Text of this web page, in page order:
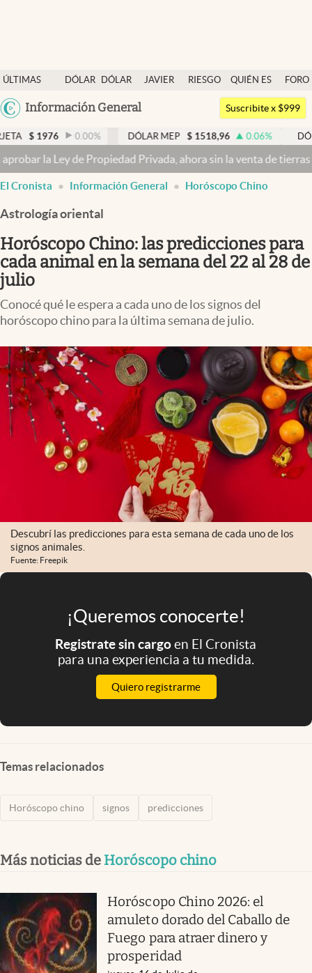
ÚLTIMAS
NOTICIAS
DÓLAR
DÓLAR
JAVIER
RIESGO
QUIÉN ES
QUIÉN
FORO
Argentina
México
Colombia
Información General
Dólar
Members
Economía y Política
Finanzas y Mercados
Mercados Online
Negocios
Columnistas
Otras secciones
Infotechnology
Clase
Clima
Mundial 2026
Eventos Corporativos
El Cronista Studio
Suscribite x $999
0.00% DÓLAR MEP $ 1518,96 0.06% DÓLAR BNA $
Privada, ahora sin la venta de tierras a extranjerosDólar hoy
El Cronista Información General Horóscopo Chino
Astrología oriental
Horóscopo Chino: las predicciones para
cada animal en la semana del 22 al 28 de
julio
Conocé qué le espera a cada uno de los signos del
horóscopo chino para la última semana de julio.
Descubrí las predicciones para esta semana de cada uno de los
signos animales.
Fuente: Freepik
¡Queremos conocerte!
Registrate sin cargoen El Cronista
para una experiencia a tu medida.
Quiero registrarme
Temas relacionados
Horóscopo chino signos predicciones
Más noticias de Horóscopo chino
Horóscopo Chino 2026: el
amuleto dorado del Caballo de
Fuego para atraer dinero y
prosperidad